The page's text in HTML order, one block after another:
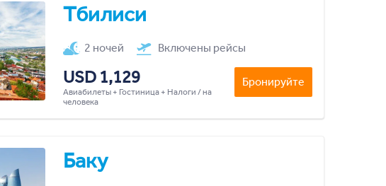
Тбилиси
2 ночей Включены рейсы
USD 1,129
Авиабилеты + Гостиница + Налоги / на
человека
Бронируйте
Баку